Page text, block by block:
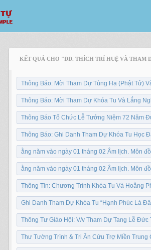
KẾT QUẢ CHO "ĐĐ. THÍCH TRÍ HUỆ VÀ THAM
Thông Báo: Mời Tham Dự Tùng Hạ (Phật Tử)
Thông Báo: Mời Tham Dự Khóa Tu Và Lắng
Thông Báo Tổ Chức Lễ Tưởng Niệm 72 Năm
Thông Báo: Ghi Danh Tham Dự Khóa Tu Học
ằng năm vào ngày 01 tháng 02 Âm lịch. Môn
ằng năm vào ngày 01 tháng 02 Âm lịch. Môn
Thông Tin: Chương Trình Khóa Tu Và Hoằng
Ghi Danh Tham Dự Khóa Tu “Hạnh Phúc Là
Thông Tư Giáo Hội: V/v Tham Dự Tang Lễ
Thư Tường Trình & Tri Ân Cứu Trợ Miền Trung